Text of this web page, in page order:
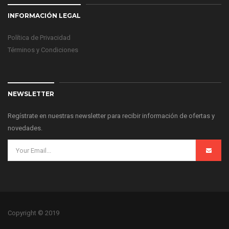
INFORMACIÓN LEGAL
Política de Privacidad
Términos y Condiciones
NEWSLETTER
Regístrate en nuestras newsletter para recibir información de ofertas y
novedades.
Copyright © 2019